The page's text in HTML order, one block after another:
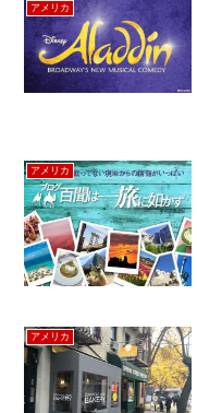
アメリカ
アメリカ
アメリカ